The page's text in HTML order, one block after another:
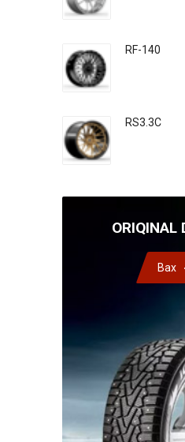
RF-140
RS3.3C
ORIQINAL
Bax